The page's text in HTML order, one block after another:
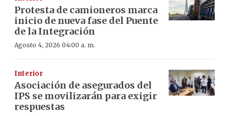
Protesta de camioneros marca
inicio de nueva fase del Puente
de la Integración
Agosto 4, 2026 04:00 a. m.
Interior
Asociación de asegurados del
IPS se movilizarán para exigir
respuestas